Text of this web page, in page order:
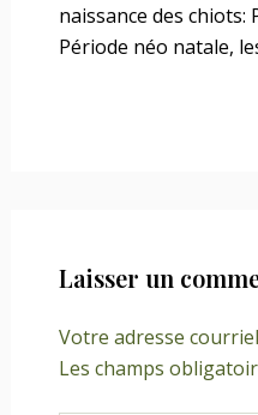
naissance des chiots:
Période néo natale,
Laisser un
Votre adresse
Les champs